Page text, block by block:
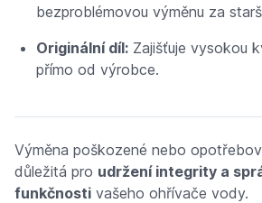
bezproblémovou výměnu za
Originální díl: Zajišťuje vysokou
přímo od výrobce.
Výměna poškozené nebo
důležitá pro udržení integrity a
funkčnosti vašeho ohřívače vody.